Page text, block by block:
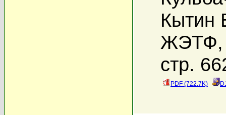
Кытин
ЖЭТФ,
стр.
PDF (722.7K)